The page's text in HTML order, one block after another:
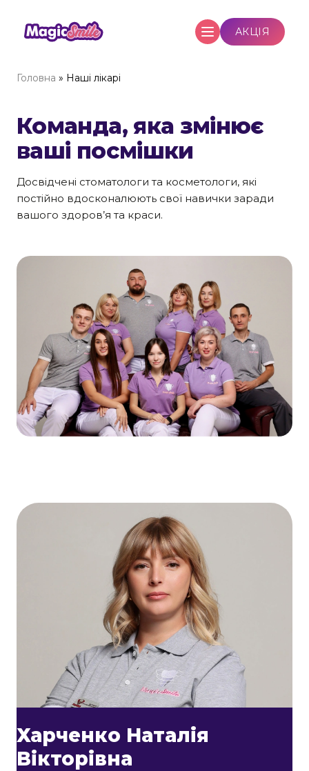
АКЦІЯ
Головна » Наші лікарі
Команда, яка змінює
ваші посмішки
Досвідчені стоматологи та косметологи, які
постійно вдосконалюють свої навички заради
вашого здоров’я та краси.
Харченко Наталія
Вікторівна